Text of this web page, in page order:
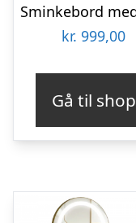
kr. 999,00
Gå til shop